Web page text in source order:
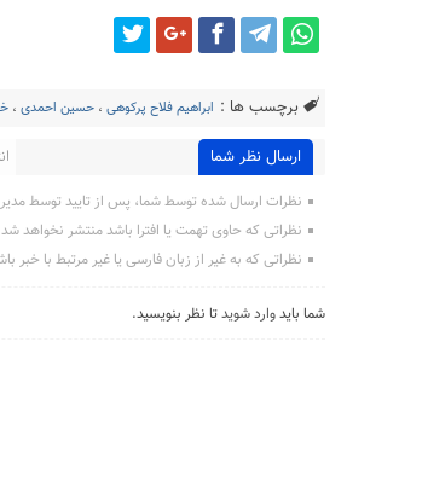
برچسب ها : ابراهیم فلاح پرکوهی ،حسین احمدی ،
ارسال نظر شما
نظرات ارسال شده توسط شما، پس از تایید توسط
نظراتی که حاوی تهمت یا افترا باشد منتشر نخواهد
نظراتی که به غیر از زبان فارسی یا غیر مرتبط با خبر
شما بایدوارد شویدتا نظر بنویسید.